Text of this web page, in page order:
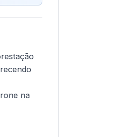
na